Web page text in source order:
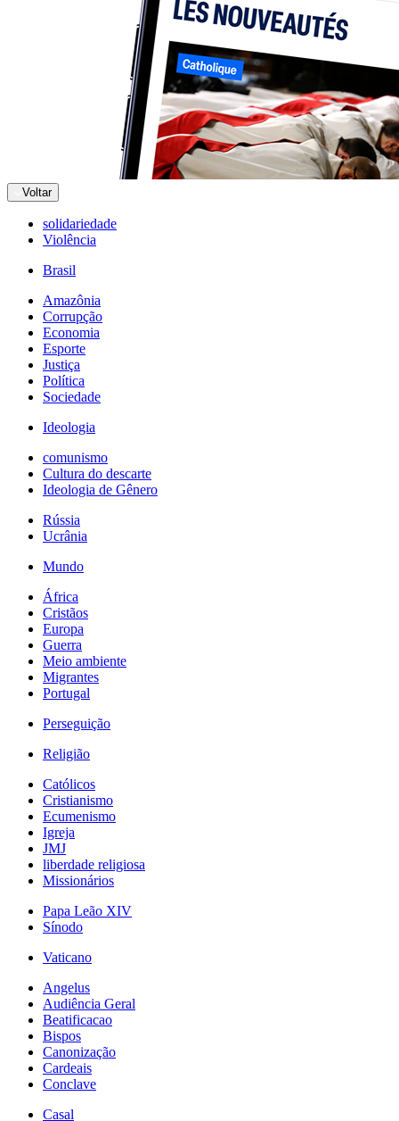
Voltar
solidariedade
Violência
Brasil
Amazônia
Corrupção
Economia
Esporte
Justiça
Política
Sociedade
Ideologia
comunismo
Cultura do descarte
Ideologia de Gênero
Rússia
Ucrânia
Mundo
África
Cristãos
Europa
Guerra
Meio ambiente
Migrantes
Portugal
Perseguição
Religião
Católicos
Cristianismo
Ecumenismo
Igreja
JMJ
liberdade religiosa
Missionários
Papa Leão XIV
Sínodo
Vaticano
Angelus
Audiência Geral
Beatificacao
Bispos
Canonização
Cardeais
Conclave
Casal